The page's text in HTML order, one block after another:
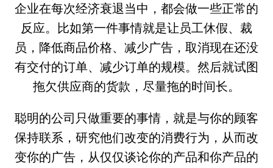
企业在每次经济衰退当中，都会做一些正常的
反应。比如第一件事情就是让员工休假、裁
员，降低商品价格、减少广告，取消现在还没
有交付的订单、减少订单的规模。然后就试图
拖欠供应商的货款，尽量拖的时间长。
聪明的公司只做重要的事情，就是与你的顾客
保持联系，研究他们改变的消费行为，从而改
变你的广告，从仅仅谈论你的产品和你产品的